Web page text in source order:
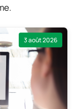
3 août 2026